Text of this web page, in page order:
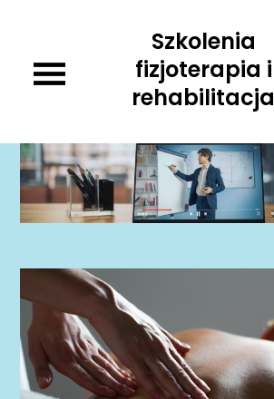
content
Szkolenia
fizjoterapia i
rehabilitacja